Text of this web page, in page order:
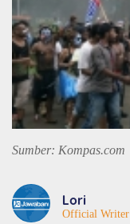
Sumber: Kompas.com
Lori
Official Writer